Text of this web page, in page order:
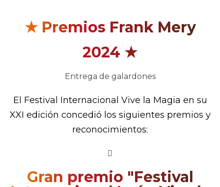
★ Premios Frank Mery
2024 ★
Entrega de galardones
El Festival Internacional Vive la Magia en su
XXI edición concedió los siguientes premios y
reconocimientos:
Gran premio "Festival